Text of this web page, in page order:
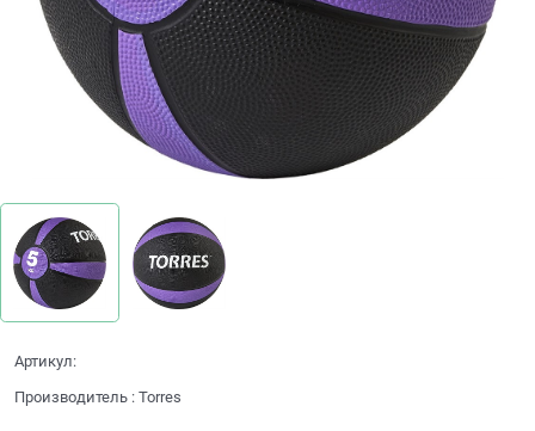
Артикул:
Производитель : Torres